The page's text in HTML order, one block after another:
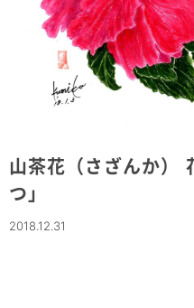
山茶花（さざんか）
つ」
2018.12.31